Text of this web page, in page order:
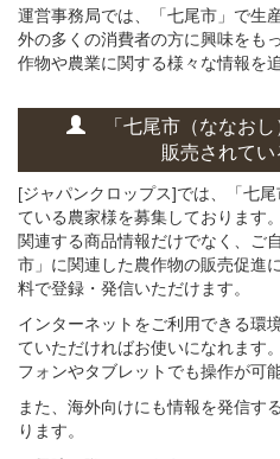
運営事務局では、「七尾市」で生
外の多くの消費者の方に興味をも
作物や農業に関する様々な情報を
「七尾市（ななおし
販売されてい
[ジャパンクロップス]では、「七
ている農家様を募集しております
関連する商品情報だけでなく、ご
市」に関連した農作物の販売促進
料で登録・発信いただけます。
インターネットをご利用できる環
ていただければお使いになれます
フォンやタブレットでも操作が可能
また、海外向けにも情報を発信す
ります。